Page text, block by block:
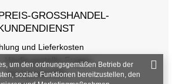
GROSSHANDEL-K
und Lieferkosten
Häufig gestellte Fragen
Rückgabepolitik
um den ordnungsgemäßen Betrieb der
soziale Funktionen bereitzustellen, den